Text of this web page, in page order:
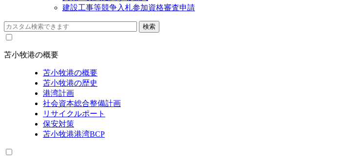
建設工事等競争入札参加資格審査申請
苫小牧港の概要
苫小牧港の概要
苫小牧港の歴史
港湾計画
社会資本総合整備計画
リサイクルポート
保安対策
苫小牧港港湾BCP